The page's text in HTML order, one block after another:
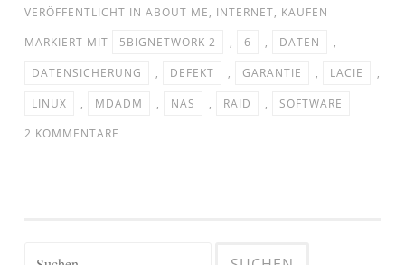
VERÖFFENTLICHT IN ABOUT ME, INTERNET, KAUFEN
MARKIERT MIT
5BIGNETWORK 2 , 6 , DATEN
,
DATENSICHERUNG
, DEFEKT , GARANTIE , LACIE
,
LINUX
, MDADM , NAS , RAID ,
SOFTWARE
2 KOMMENTARE
Suchen